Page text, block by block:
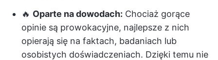
🔥 Oparte na dowodach: Chociaż gorące
opinie są prowokacyjne, najlepsze z nich
opierają się na faktach, badaniach lub
osobistych doświadczeniach. Dzięki temu nie